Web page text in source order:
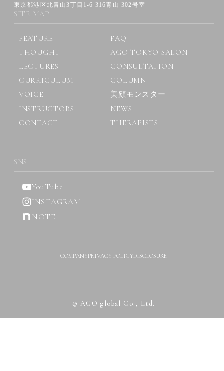
東京都港区北青山3丁目1-6 316青山 302号室
SITE MAP
FEATURE
FAQ
THOUGHT
AGO TOKYO SALON
LECTURES
CONSULTATION
CURRICULUM
COLUMN
VOICE
美顔モンスター
INSTRUCTORS
NEWS
CONTACT
THERAPISTS
SNS
YouTube
INSTAGRAM
NOTE
COMPANYPRIVACY POLICYDISCLOSURE
© AGO global Co., Ltd.